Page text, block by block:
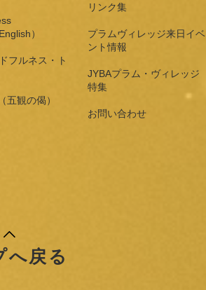
）
フルネス・ト
五観の偈）
リンク集
プラムヴィレッジ来日イベ
ント情報
JYBAプラム・ヴィレッジ
特集
​お問い合わせ
へ戻る